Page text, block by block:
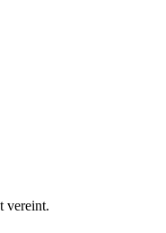
vereint.